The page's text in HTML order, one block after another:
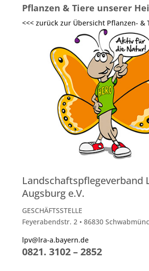
Pflanzen & Tiere unserer
<<< zurück zur Übersicht Pflanzen- &
Landschaftspflegeverband
Augsburg e.V.
GESCHÄFTSSTELLE
Feyerabendstr. 2 • 86830
lpv@lra-a.bayern.de
0821. 3102 – 2852